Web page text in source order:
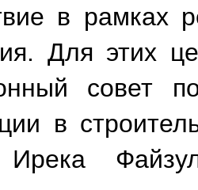
в рамках
Для этих
совет
в
Ирека